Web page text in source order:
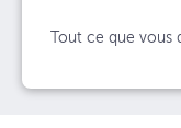
Tout ce que